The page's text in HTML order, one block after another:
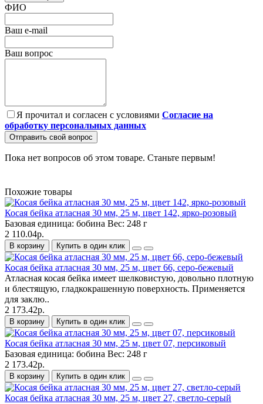
ФИО
Ваш e-mail
Ваш вопрос
Я прочитал и согласен с условиями Согласие на
обработку персональных данных
Отправить свой вопрос
Пока нет вопросов об этом товаре. Станьте первым!
Похожие товары
Косая бейка атласная 30 мм, 25 м, цвет 142, ярко-розовый
Базовая единица: бобина Вес: 248 г
2 110.04р.
В корзину Купить в один клик
Косая бейка атласная 30 мм, 25 м, цвет 66, серо-бежевый
Атласная косая бейка имеет шелковистую, довольно плотную
и блестящую, гладкокрашенную поверхность. Применяется
для заклю..
2 173.42р.
В корзину Купить в один клик
Косая бейка атласная 30 мм, 25 м, цвет 07, персиковый
Базовая единица: бобина Вес: 248 г
2 173.42р.
В корзину Купить в один клик
Косая бейка атласная 30 мм, 25 м, цвет 27, светло-серый